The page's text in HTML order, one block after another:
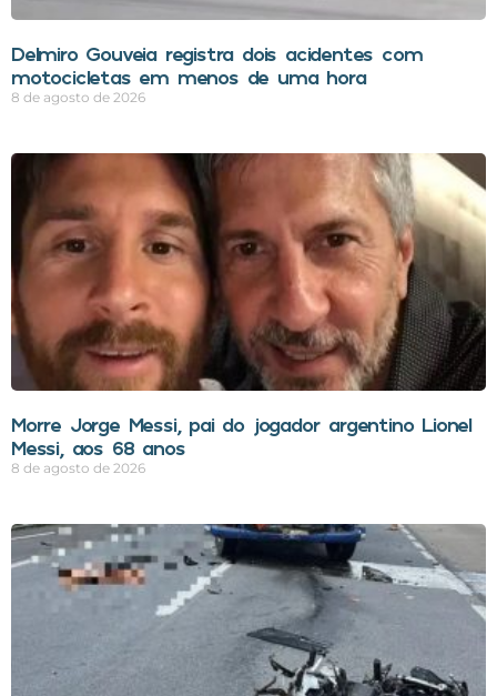
Delmiro Gouveia registra dois acidentes com
motocicletas em menos de uma hora
8 de agosto de 2026
Morre Jorge Messi, pai do jogador argentino Lionel
Messi, aos 68 anos
8 de agosto de 2026